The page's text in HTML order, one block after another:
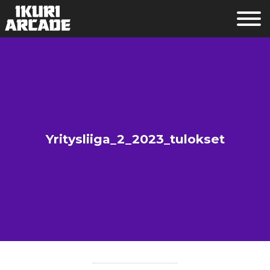
Yritysliiga_2_2023_tulokset